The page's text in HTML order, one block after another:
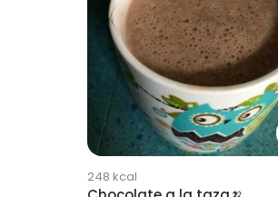
248 kcal